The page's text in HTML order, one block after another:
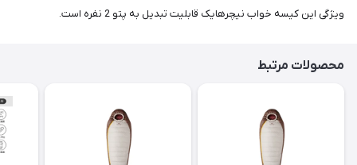
ویژگی این کیسه خواب نیچرهایک قابلیت تبدیل به پتو 2 نفره است.
محصولات مرتبط